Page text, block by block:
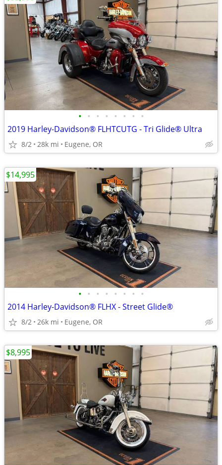
• • • • • • • •
2019 Harley-Davidson® FLHTCUTG - Tri Glide® Ultra
8/2 28k mi Eugene, OR
• • • • • • • •
2014 Harley-Davidson® FLHX - Street Glide®
8/2 26k mi Eugene, OR
$14,995
$8,995